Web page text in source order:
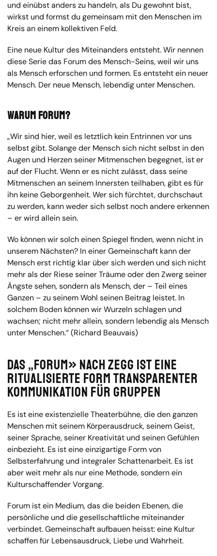
und einübst anders zu handeln, als Du gewohnt bist,
wirkst und formst du gemeinsam mit den Menschen im
Kreis an einem kollektiven Feld.
Eine neue Kultur des Miteinanders entsteht. Wir nennen
diese Serie das Forum des Mensch-Seins, weil wir uns
als Mensch erforschen und formen. Es entsteht ein neuer
Mensch. Der neue Mensch, lebendig unter Menschen.
Warum Forum?
„Wir sind hier, weil es letztlich kein Entrinnen vor uns
selbst gibt. Solange der Mensch sich nicht selbst in den
Augen und Herzen seiner Mitmenschen begegnet, ist er
auf der Flucht. Wenn er es nicht zulässt, dass seine
Mitmenschen an seinem Innersten teilhaben, gibt es für
ihn keine Geborgenheit. Wer sich fürchtet, durchschaut
zu werden, kann weder sich selbst noch andere erkennen
– er wird allein sein.
Wo können wir solch einen Spiegel finden, wenn nicht in
unserem Nächsten? In einer Gemeinschaft kann der
Mensch erst richtig klar über sich werden und sich nicht
mehr als der Riese seiner Träume oder den Zwerg seiner
Ängste sehen, sondern als Mensch, der – Teil eines
Ganzen – zu seinem Wohl seinen Beitrag leistet. In
solchem Boden können wir Wurzeln schlagen und
wachsen; nicht mehr allein, sondern lebendig als Mensch
unter Menschen.“ (Richard Beauvais)
Das „Forum» nach ZEGG ist eine
ritualisierte Form transparenter
Kommunikation für Gruppen
Es ist eine existenzielle Theaterbühne, die den ganzen
Menschen mit seinem Körperausdruck, seinem Geist,
seiner Sprache, seiner Kreativität und seinen Gefühlen
einbezieht. Es ist eine einzigartige Form von
Selbsterfahrung und integraler Schattenarbeit. Es ist
aber weit mehr als nur eine Methode, sondern ein
Kulturschaffender Vorgang.
Forum ist ein Medium, das die beiden Ebenen, die
persönliche und die gesellschaftliche miteinander
verbindet. Gemeinschaft aufbauen heisst: eine Kultur
schaffen für Lebensausdruck, Liebe und Wahrheit.